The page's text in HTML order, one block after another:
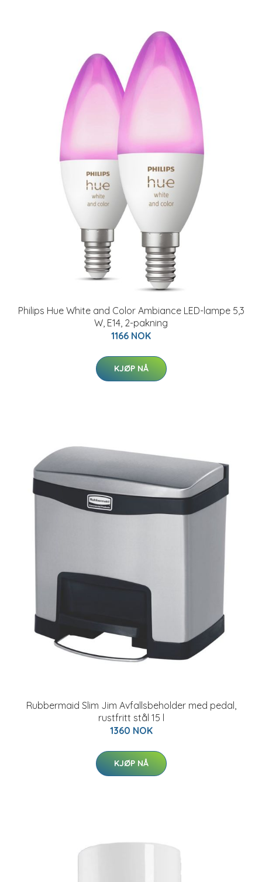
Philips Hue White and Color Ambiance LED-lampe 5,3
W, E14, 2-pakning
1166 NOK
KJØP NÅ
Rubbermaid Slim Jim Avfallsbeholder med pedal,
rustfritt stål 15 l
1360 NOK
KJØP NÅ